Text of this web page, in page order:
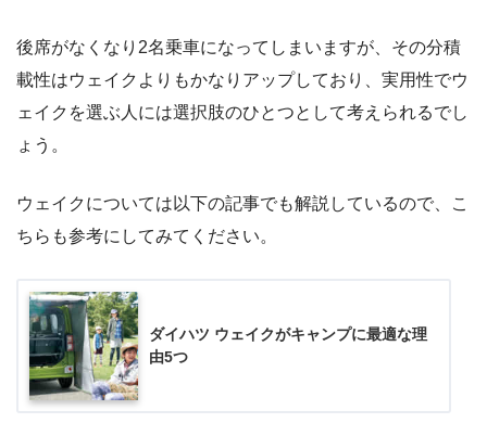
後席がなくなり2名乗車になってしまいますが、その分積
載性はウェイクよりもかなりアップしており、実用性でウ
ェイクを選ぶ人には選択肢のひとつとして考えられるでし
ょう。
ウェイクについては以下の記事でも解説しているので、こ
ちらも参考にしてみてください。
ダイハツ ウェイクがキャンプに最適な理
由5つ